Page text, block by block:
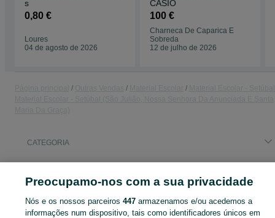
s
0,80 €
Loures
04 de agosto de 2026
CASIO
100 €
Charneca De Caparica E
Sobreda
12 de julho de 2026
CATEGORIA
Preocupamo-nos com a sua privacidade
Nós e os nossos parceiros447 armazenamos e/ou acedemos a
informações num dispositivo, tais como identificadores únicos em